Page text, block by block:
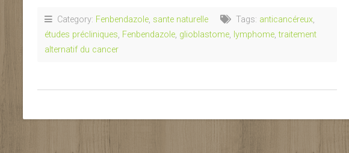
Category: Fenbendazole, sante naturelle Tags: anticancéreux,
études précliniques, Fenbendazole, glioblastome, lymphome,traitement
alternatif du cancer